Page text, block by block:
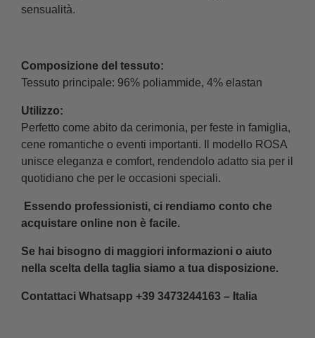
sensualità.
Composizione del tessuto:
Tessuto principale: 96% poliammide, 4% elastan
Utilizzo:
Perfetto come abito da cerimonia, per feste in famiglia,
cene romantiche o eventi importanti. Il modello ROSA
unisce eleganza e comfort, rendendolo adatto sia per il
quotidiano che per le occasioni speciali.
Essendo professionisti, ci rendiamo conto che
acquistare online non è facile.
Se hai bisogno di maggiori informazioni o aiuto
nella scelta della taglia siamo a tua disposizione.
Contattaci Whatsapp +39 3473244163 – Italia